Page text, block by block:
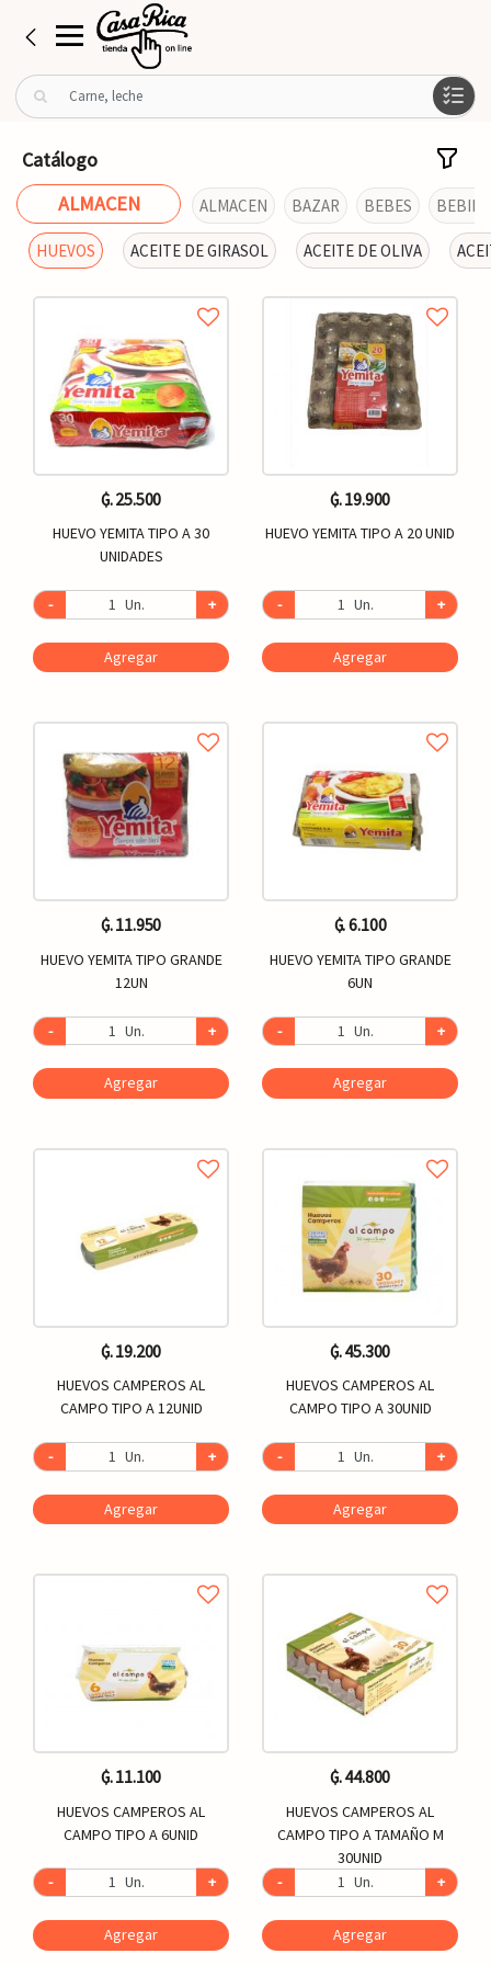
B
u
r
p
Catálogo
ALMACEN
ALMACEN BAZAR BEBES
HUEVOS ACEITE DE GIRASOL ACEITE DE OLIVA
₲. 25.500
HUEVO YEMITA TIPO A 30
UNIDADES
- Un. +
Agregar
₲. 19.900
HUEVO YEMITA TIPO A 20 UNID
- Un. +
Agregar
₲. 11.950
HUEVO YEMITA TIPO GRANDE
12UN
- Un. +
Agregar
₲. 6.100
HUEVO YEMITA TIPO GRANDE
6UN
- Un. +
Agregar
₲. 19.200
HUEVOS CAMPEROS AL
CAMPO TIPO A 12UNID
- Un. +
Agregar
₲. 45.300
HUEVOS CAMPEROS AL
CAMPO TIPO A 30UNID
- Un. +
Agregar
₲. 11.100
HUEVOS CAMPEROS AL
CAMPO TIPO A 6UNID
- Un. +
Agregar
₲. 44.800
HUEVOS CAMPEROS AL
CAMPO TIPO A TAMAÑO M
30UNID
-
Un. +
Agregar